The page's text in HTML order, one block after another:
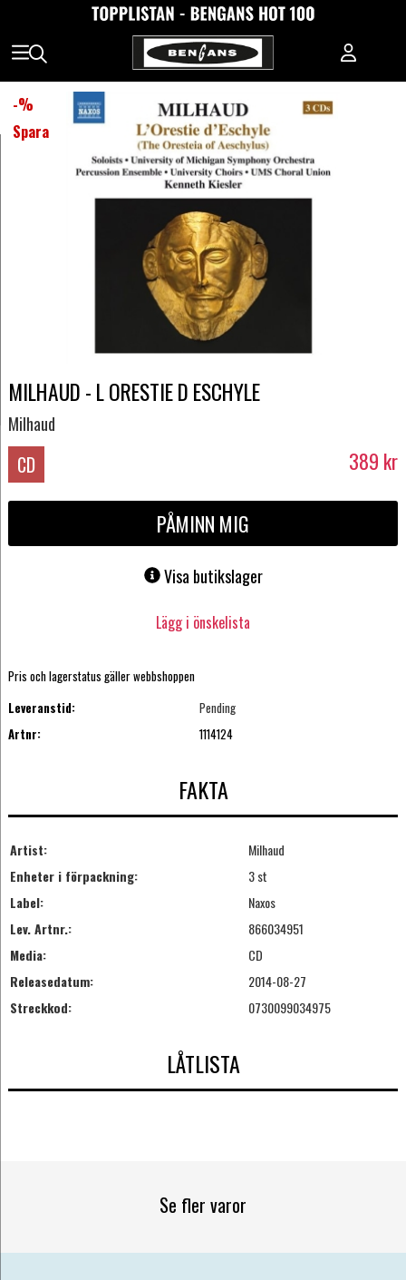
-%
Spara
MILHAUD - L ORESTIE D ESCHYLE
Milhaud
CD 389 kr
PÅMINN MIG
Visa butikslager
Lägg i önskelista
Pris och lagerstatus gäller webbshoppen
Leveranstid:
Pending
Artnr:
1114124
FAKTA
Artist:
Milhaud
Enheter i förpackning:
3 st
Label:
Naxos
Lev. Artnr.:
866034951
Media:
CD
Releasedatum:
2014-08-27
Streckkod:
0730099034975
LÅTLISTA
Se fler varor